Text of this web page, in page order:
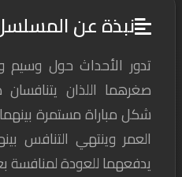
نبذة عن
تدور الأحداث حول وسيم
صغرهما اللذان
شكل مباراة مستمرة
العمر وينتهي التنافس
يدفعهما للعودة